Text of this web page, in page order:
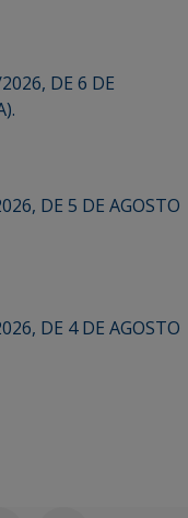
DE 6 DE
DE 5 DE AGOSTO
DE 4 DE AGOSTO